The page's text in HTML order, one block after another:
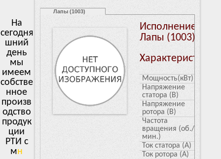
На
сегодня
шний
день
мы
имеем
собстве
нное
произв
одство
продук
ции
РТИ с
много
Лапы (1003)
Исполнение:
Лапы (1003)
Характеристики
Мощность(кВт)
Напряжение
статора (В)
Напряжение
ротора (В)
Частота
вращения (об./
мин.)
Ток статора (А)
Ток ротора (А)